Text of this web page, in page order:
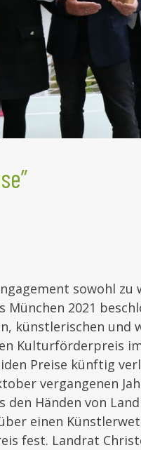
sowohl zu
München 2021
künstlerischen und
Kulturförderpreis
Preise künftig
vergangenen
den Händen von
einen
fest. Landrat